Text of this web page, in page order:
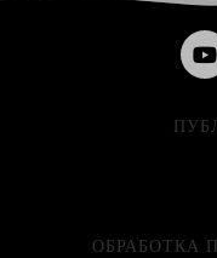
ОБРАБОТКА